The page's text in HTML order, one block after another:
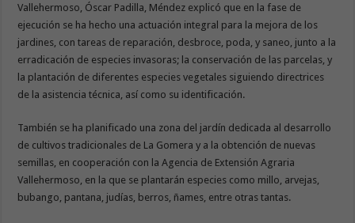
Vallehermoso, Óscar Padilla, Méndez explicó que en la fase de
ejecución se ha hecho una actuación integral para la mejora de los
jardines, con tareas de reparación, desbroce, poda, y saneo, junto a la
erradicación de especies invasoras; la conservación de las parcelas, y
la plantación de diferentes especies vegetales siguiendo directrices
de la asistencia técnica, así como su identificación.
También se ha planificado una zona del jardín dedicada al desarrollo
de cultivos tradicionales de La Gomera y a la obtención de nuevas
semillas, en cooperación con la Agencia de Extensión Agraria
Vallehermoso, en la que se plantarán especies como millo, arvejas,
bubango, pantana, judías, berros, ñames, entre otras tantas.